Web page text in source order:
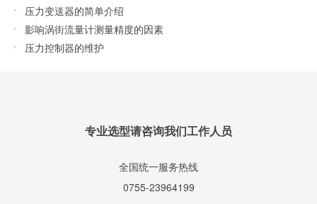
压力变送器的简单介绍
影响涡街流量计测量精度的因素
压力控制器的维护
专业选型请咨询我们工作人员
全国统一服务热线
0755-23964199